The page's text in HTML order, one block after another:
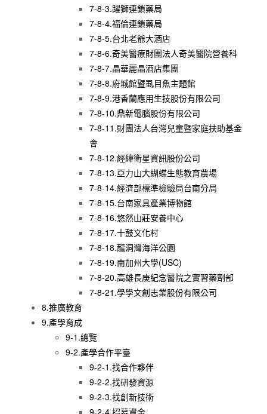
7-8-3.躍獅連鎖藥局
7-8-4.福倫連鎖藥局
7-8-5.台北老爺大酒店
7-8-6.奇美醫療財團法人奇美醫院營養科
7-8-7.晶華麗晶酒店集團
7-8-8.府城館暨虱目魚主題館
7-8-9.港香蘭應用生技股份有限公司
7-8-10.鼎新電腦股份有限公司
7-8-11.財團法人台灣兒童暨家庭扶助基金
會
7-8-12.經緯衛星資訊股份公司
7-8-13.亞力山大蝴蝶生態教育農場
7-8-14.經濟部標準檢驗局台南分局
7-8-15.台南家具產業博物館
7-8-16.悠然山莊安養中心
7-8-17.十鼓文化村
7-8-18.龍洞灣海洋公園
7-8-19.南加州大學(USC)
7-8-20.高雄長庚紀念醫院之實習藥劑部
7-8-21.學學文創志業股份有限公司
8.推廣教育
9.產學育成
9-1.總覽
9-2.產學合作平臺
9-2-1.找合作夥伴
9-2-2.找研發資源
9-2-3.找創新技術
9-2-4.招募資金